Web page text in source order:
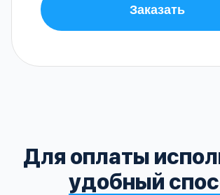
Заказать
Для оплаты
удобный